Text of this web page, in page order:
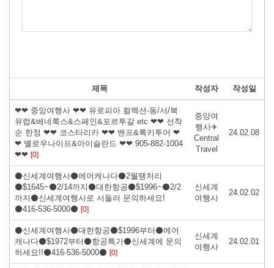
제목 작성자 작성일
❤❤ 중앙여행사 ❤❤ 유로피아 컬렉션-동/서/북
유럽&베네룩스&스페인&포르투갈 etc ❤❤ 선착
순 한정 ❤❤ 코스타리카 ❤❤ 밴프&록키투어 ❤
❤ 옐로우나이프&아이슬란드 ❤❤ 905-882-1004
❤❤ [0]
중앙여
행사✈
Central
Travel
24.02.08
⚫신세계여행사⚫에어캐나다⚫2월땡처리
⚫$1645~⚫2/14까지⚫대한항공⚫$1996~⚫2/2
까지⚫신세계여행사로 서둘러 문의하세요!
⚫416-536-5000⚫ [0]
신세계
여행사
24.02.02
⚫신세계여행사⚫대한항공⚫$1996부터⚫에어
캐나다⚫$1972부터⚫항공특가⚫신세계에 문의
하세요!!⚫416-536-5000⚫ [0]
신세계
여행사
24.02.01